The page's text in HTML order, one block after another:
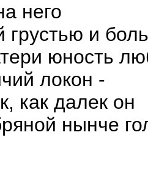
него
грустью и
юность
локон -
как далек он
нынче